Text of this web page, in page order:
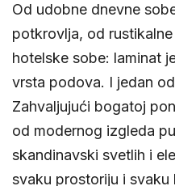
Od udobne dnevne
potkrovlja, od
hotelske sobe: laminat
vrsta podova. I jedan
Zahvaljujući bogatoj
od modernog izgleda
skandinavski svetlih i
svaku prostoriju i svaku